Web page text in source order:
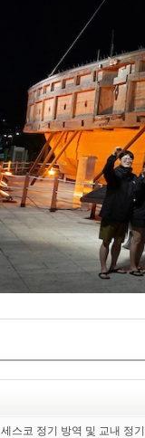
세스코 정기 방역 및 교내 정